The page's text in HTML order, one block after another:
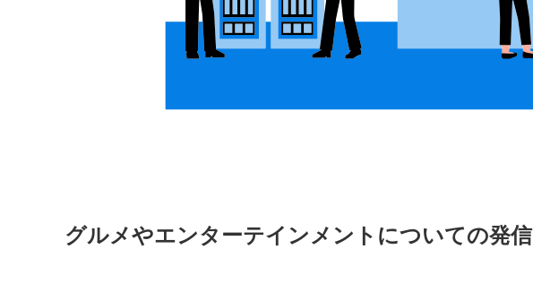
グルメやエンターテインメントについての発信